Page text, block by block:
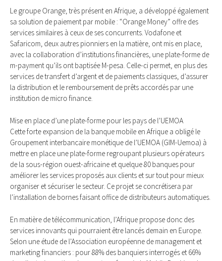
Le groupe Orange, très présent en Afrique, a développé également
sa solution de paiement par mobile : “Orange Money” offre des
services similaires à ceux de ses concurrents. Vodafone et
Safaricom, deux autres pionniers en la matière, ont mis en place,
avec la collaboration d’institutions financières, une plate-​forme de
m-​payment qu’ils ont baptisée M-​pesa. Celle-​ci permet, en plus des
services de transfert d’argent et de paiements classiques, d’assurer
la distribution et le remboursement de prêts accordés par une
institution de micro finance.
Mise en place d’une plate-​forme pour les pays de l’UEMOA
Cette forte expansion de la banque mobile en Afrique a obligé le
Groupement inter­bancaire monétique de l’UEMOA (GIM-​Uemoa) à
mettre en place une plate-​forme re­groupant plusieurs opérateurs
de la sous-​région ouest-​africaine et quelque 80 banques pour
améliorer les services proposés aux clients et sur tout pour mieux
or­ganiser et sécuriser le secteur. Ce projet se concrétisera par
l’installation de bornes faisant office de distributeurs automatiques.
En matière de télécommunication, l’Afrique propose donc des
services innovants qui pourraient être lancés demain en Europe.
Selon une étude de l’Association euro­péenne de management et
marketing financiers : pour 88% des banquiers interrogés et 66%